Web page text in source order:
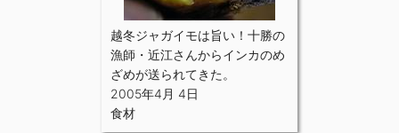
越冬ジャガイモは旨い！十勝の
漁師・近江さんからインカのめ
ざめが送られてきた。
2005年4月 4日
食材